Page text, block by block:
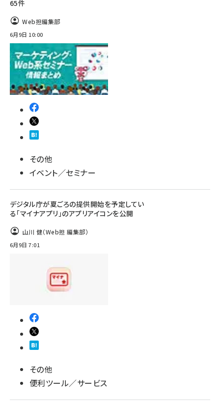
65件
Web担編集部
6月9日 10:00
その他
イベント／セミナー
デジタル庁が夏ごろの提供開始を予定してい
る「マイナアプリ」のアプリアイコンを公開
山川 健（Web担 編集部）
6月9日 7:01
その他
便利ツール／サービス